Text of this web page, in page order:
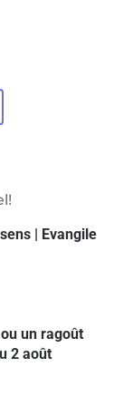
| Evangile
un ragoût
2 août